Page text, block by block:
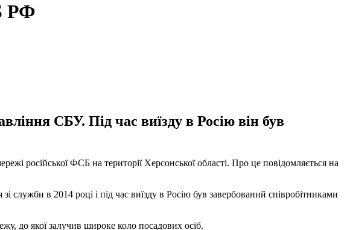
РФ
СБУ. Під час виїзду в Росію він був
російської ФСБ на території Херсонської області. Про це повідомляється на
служби в 2014 році і під час виїзду в Росію був завербований співробітниками
до якої залучив широке коло посадових осіб.